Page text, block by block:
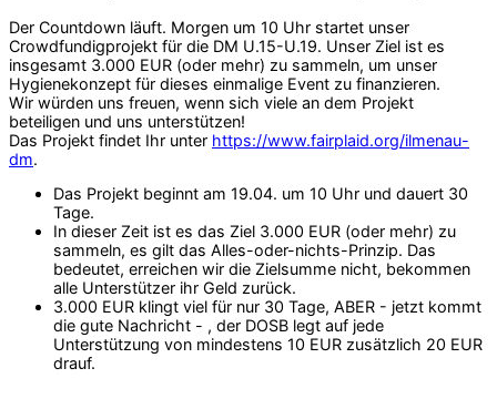
Der Countdown läuft. Morgen um 10 Uhr startet unser
Crowdfundigprojekt für die DM U.15-U.19. Unser Ziel ist es
insgesamt 3.000 EUR (oder mehr) zu sammeln, um unser
Hygienekonzept für dieses einmalige Event zu finanzieren.
Wir würden uns freuen, wenn sich viele an dem Projekt
beteiligen und uns unterstützen!
Das Projekt findet Ihr unter https://www.fairplaid.org/ilmenau-
dm.
Das Projekt beginnt am 19.04. um 10 Uhr und dauert 30
Tage.
In dieser Zeit ist es das Ziel 3.000 EUR (oder mehr) zu
sammeln, es gilt das Alles-oder-nichts-Prinzip. Das
bedeutet, erreichen wir die Zielsumme nicht, bekommen
alle Unterstützer ihr Geld zurück.
3.000 EUR klingt viel für nur 30 Tage, ABER - jetzt kommt
die gute Nachricht - , der DOSB legt auf jede
Unterstützung von mindestens 10 EUR zusätzlich 20 EUR
drauf.